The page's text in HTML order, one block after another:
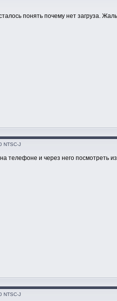
понять почему нет загруза.
NTSC-J
телефоне и через него посмотреть
NTSC-J